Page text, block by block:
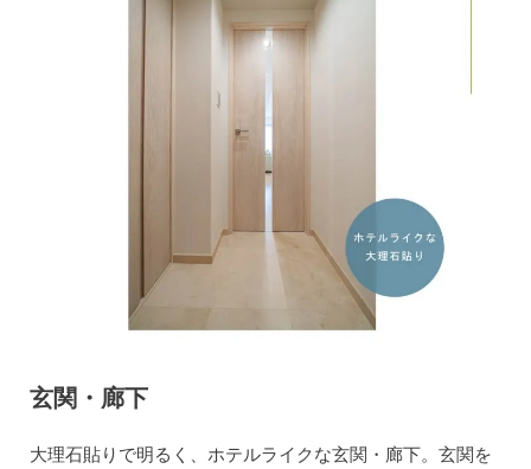
玄関・廊下
大理石貼りで明るく、ホテルライクな玄関・廊下。玄関を